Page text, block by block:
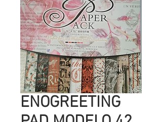
ENOGREETING